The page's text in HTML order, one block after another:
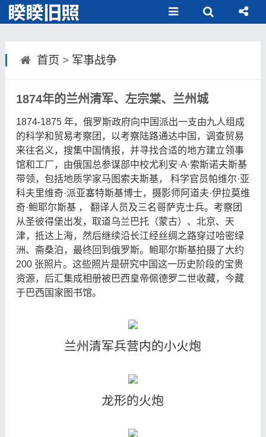
首页 > 军事战争
1874年的兰州清军、左宗棠、兰州城
1874-1875 年，俄罗斯政府向中国派出一支由九人组成
的科学和贸易考察团，以考察陆路通达中国，调查贸易
来往名义，搜集中国情报，并寻找合适的地方建立领事
馆和工厂，由俄国总参谋部中校尤利安·A·索斯诺夫斯基
带领，包括地质学家马图索夫斯基， 科学官员帕维尔·亚
科夫里维奇·派亚塞特斯基博士，摄影师阿道夫·伊拉莫维
奇·鲍耶尔斯基 ， 翻译人员及三名哥萨克士兵。考察团
从圣彼得堡出发，取道乌兰巴托（蒙古）、北京、天
津，抵达上海，然后继续沿长江经丝绸之路穿过哈密绿
洲、斋桑泊，最终回到俄罗斯。鲍耶尔斯基拍摄了大约
200 张照片。这些照片是研究中国这一历史阶段的宝贵
资源，后汇集成相册被巴西皇帝佩德罗二世收藏，今藏
于巴西国家图书馆。
兰州清军兵营内的小火炮
龙形的火炮